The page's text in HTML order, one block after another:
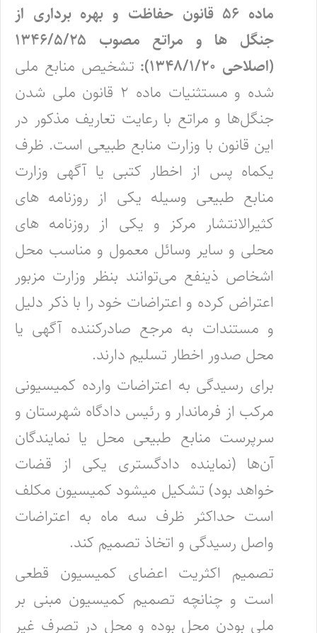
ماده ۵۶ قانون حفاظت و بهره برداری از
جنگل ها و مراتع مصوب ۱۳۴۶/۵/۲۵
(اصلاحی ۱۳۴۸/۱/۲۰):
تشخیص منابع ملی
شده و مستثنیات ماده ۲ قانون ملی شدن
جنگل‌ها و مراتع با رعایت تعاریف مذکور در
این قانون با وزارت منابع طبیعی ‌است. ظرف
یکماه پس از اخطار کتبی یا آگهی وزارت
منابع طبیعی وسیله یکی از روزنامه‌ های
کثیرالانتشار مرکز و یکی از روزنامه‌ های
محلی و سایر ‌وسائل معمول و مناسب محل
اشخاص ذینفع می‌توانند بنظر وزارت مزبور
اعتراض کرده و اعتراضات خود را با ذکر دلیل
و مستندات به مرجع‌ صادرکننده آگهی یا
محل صدور اخطار تسلیم دارند.
برای رسیدگی به اعتراضات وارده کمیسیونی
مرکب از فرماندار و رئیس دادگاه شهرستان و
سرپرست منابع طبیعی محل یا نمایندگان
آن‌ها (‌نماینده‌ دادگستری یکی از قضات
خواهد بود) تشکیل میشود کمیسیون مکلف
است حداکثر ظرف سه ماه به اعتراضات
واصل رسیدگی و اتخاذ تصمیم کند.
تصمیم اکثریت اعضای کمیسیون قطعی
است و چنانچه تصمیم کمیسیون مبنی بر
ملی بودن محل بوده و محل در تصرف غیر